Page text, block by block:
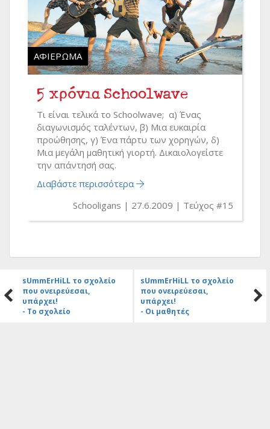
ΑΦΙΈΡΩΜΑ
5 χρόνια Schoolwave
Τι είναι τελικά το Schoolwave; α) Ένας
διαγωνισμός ταλέντων, β) Μια ευκαιρία
προώθησης, γ) Ένα πάρτυ των χορηγών, δ)
Μια μεγάλη μαθητική γιορτή. Δικαιολογείστε
την απάντησή σας.
Διαβάστε περισσότερα
Schooligans
27.6.2009 Τεύχος #15
sUmmErHiLL το σχολείο
που ονειρεύεσαι,
υπάρχει!
- Το σχολείο
sUmmErHiLL το σχολείο
που ονειρεύεσαι,
υπάρχει!
- Οι μαθητές